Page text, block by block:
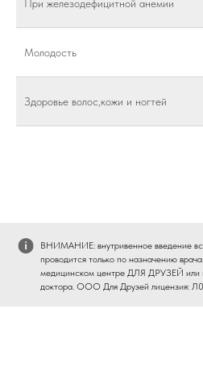
При железодефицитной анемии
Молодость
Здоровье волос,кожи и ногтей
ВНИМАНИЕ: внутривенное введение
проводится только по назначению
медицинском центре ДЛЯ ДРУЗЕЙ или
доктора. ООО Для Друзей лицензия: